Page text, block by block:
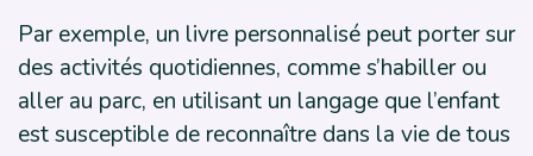
Par exemple, un livre personnalisé peut porter sur
des activités quotidiennes, comme s’habiller ou
aller au parc, en utilisant un langage que l’enfant
est susceptible de reconnaître dans la vie de tous